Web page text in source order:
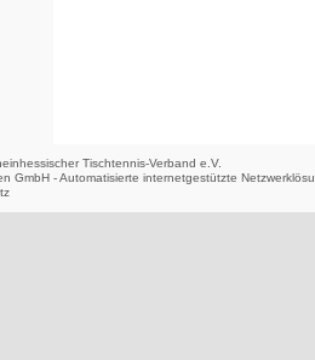
Tischtennis-Verband e.V.
GmbH - Automatisierte internetgestützte